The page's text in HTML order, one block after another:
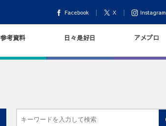
Facebook X Instagram
参考資料 日々是好日 アメブロ